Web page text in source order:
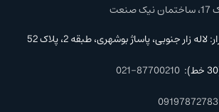
زار جنوبی، پاساژ بوشهری، طبقه 2، پلاک 52
021-87700210
09197872783